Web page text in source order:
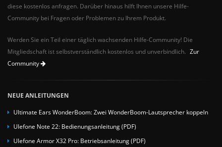
diese kostenlos anfragen. Darüber hinaus hilft Ihnen unsere Hilfe-
Community bei Fragen oder Problemen zu Ihrem Produkt.
Werden Sie ein Teil einer täglich wachsenden Hilfe-Community! Die
Mitgliedschaft ist selbstverständlich kostenlos und unverbindlich. Zur
Community
NEUE ANLEITUNGEN
Ultimate Ears WonderBoom: Zwei WonderBoom-Lautsprecher koppeln
Ulefone Note 22: Bedienungsanleitung (PDF)
Ulefone Armor X32 Pro: Betriebsanleitung (PDF)